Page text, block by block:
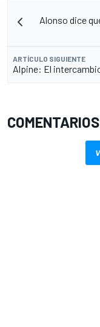
Alonso dice
ARTÍCULO SIGUIENTE
Alpine: El